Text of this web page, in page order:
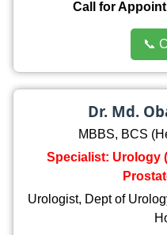
Call for
📞
Dr. Md.
MBBS, BCS
Specialist: Urology
Urologist, Dept of